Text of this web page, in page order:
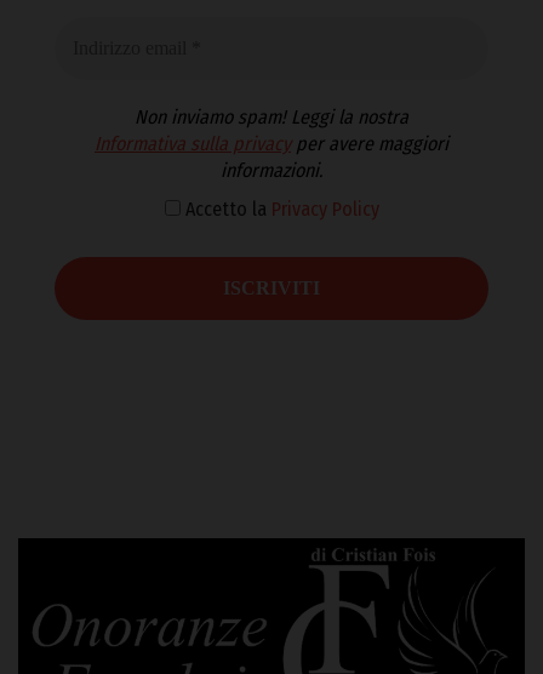
Non inviamo spam! Leggi la nostra
Informativa sulla privacyper avere maggiori
informazioni.
Accetto la Privacy Policy